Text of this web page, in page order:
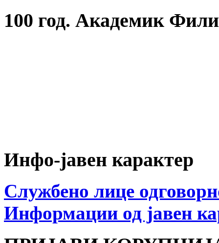
100 год. Академик
Инфо-јавен карактер
Службено лице
Информации од јавен